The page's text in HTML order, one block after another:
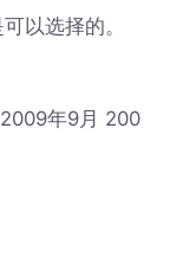
以选择的。
年9月 200